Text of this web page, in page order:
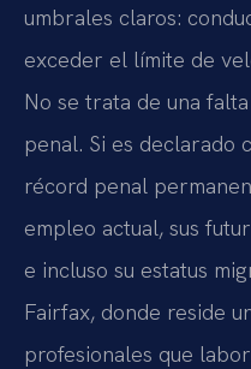
umbrales claros:
exceder el límite de
No se trata de una
penal. Si es declarado
récord penal
empleo actual, sus
e incluso su estatus
Fairfax, donde reside
profesionales que